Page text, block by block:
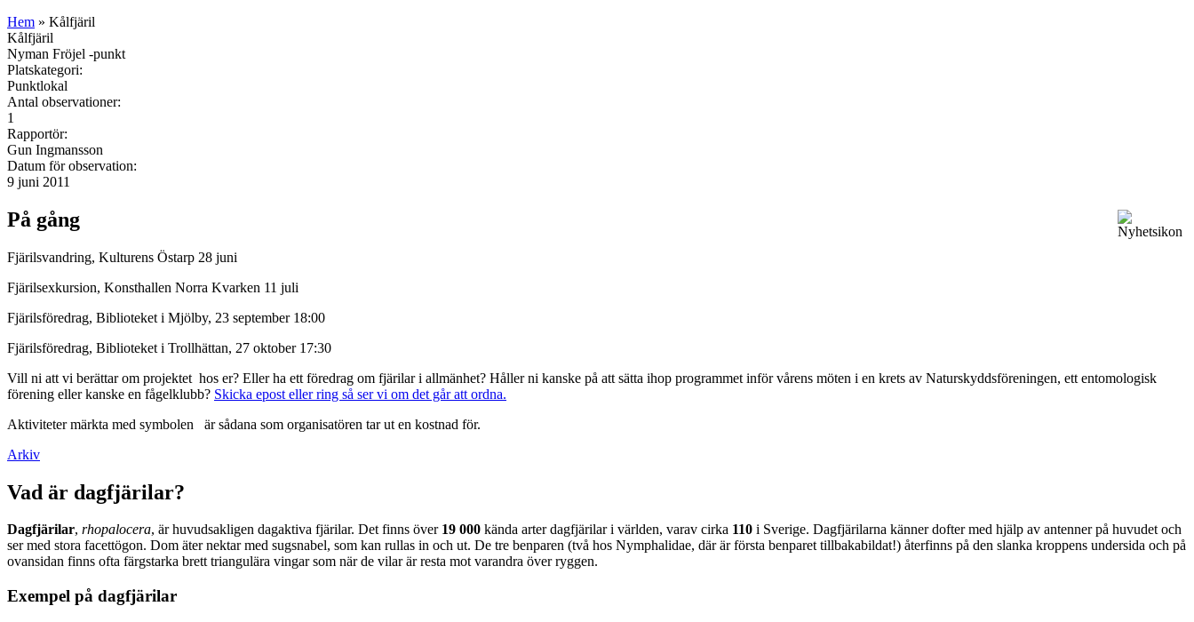
Hem » Kålfjäril
Kålfjäril
Nyman Fröjel -punkt
Platskategori:
Punktlokal
Antal observationer:
1
Rapportör:
Gun Ingmansson
Datum för observation:
9 juni 2011
På gång
Fjärilsvandring, Kulturens Östarp 28 juni
Fjärilsexkursion, Konsthallen Norra Kvarken 11 juli
Fjärilsföredrag, Biblioteket i Mjölby, 23 september 18:00
Fjärilsföredrag, Biblioteket i Trollhättan, 27 oktober 17:30
Vill ni att vi berättar om projektet hos er? Eller ha ett föredrag om fjärilar i allmänhet? Håller ni kanske på att sätta ihop programmet inför vårens möten i en krets av Naturskyddsföreningen, ett entomologisk
förening eller kanske en fågelklubb? Skicka epost eller ring så ser vi om det går att ordna.
Aktiviteter märkta med symbolen
är sådana som organisatören tar ut en kostnad för.
Arkiv
Vad är dagfjärilar?
Dagfjärilar, rhopalocera, är huvudsakligen dagaktiva fjärilar. Det finns över 19 000 kända arter dagfjärilar i världen, varav cirka 110 i Sverige. Dagfjärilarna känner dofter med hjälp av antenner på huvudet och
ser med stora facettögon. Dom äter nektar med sugsnabel, som kan rullas in och ut. De tre benparen (två hos Nymphalidae, där är första benparet tillbakabildat!) återfinns på den slanka kroppens undersida och på
ovansidan finns ofta färgstarka brett triangulära vingar som när de vilar är resta mot varandra över ryggen.
Exempel på dagfjärilar